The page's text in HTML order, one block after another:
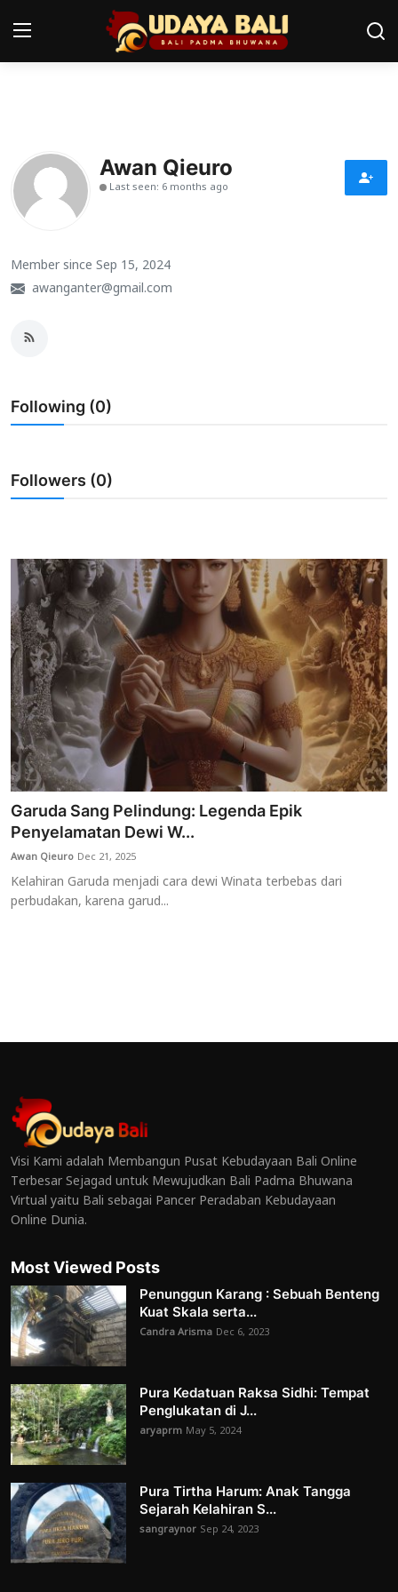
Pura
Desa Adat
Kearifan lokal
Seni
Usadha
Indonesia
Awan Qieuro
Last seen: 6 months ago
Member since Sep 15, 2024
awanganter@gmail.com
Following (0)
Followers (0)
Garuda Sang Pelindung: Legenda Epik
Penyelamatan Dewi W...
Awan Qieuro Dec 21, 2025
Kelahiran Garuda menjadi cara dewi Winata terbebas dari
perbudakan, karena garud...
Visi Kami adalah Membangun Pusat Kebudayaan Bali Online
Terbesar Sejagad untuk Mewujudkan Bali Padma Bhuwana
Virtual yaitu Bali sebagai Pancer Peradaban Kebudayaan
Online Dunia.
Most Viewed Posts
Penunggun Karang : Sebuah Benteng
Kuat Skala serta...
Candra Arisma Dec 6, 2023
Pura Kedatuan Raksa Sidhi: Tempat
Penglukatan di J...
aryaprm May 5, 2024
Pura Tirtha Harum: Anak Tangga
Sejarah Kelahiran S...
sangraynor Sep 24, 2023